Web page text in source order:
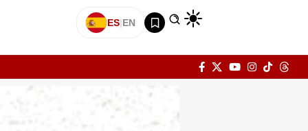
ES|EN